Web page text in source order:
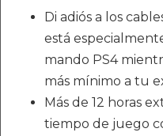
Di adiós a los
está
mando PS4
más mínimo a tu
Más de 12 horas
tiempo de juego